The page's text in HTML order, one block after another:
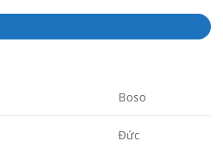
Boso
Đức